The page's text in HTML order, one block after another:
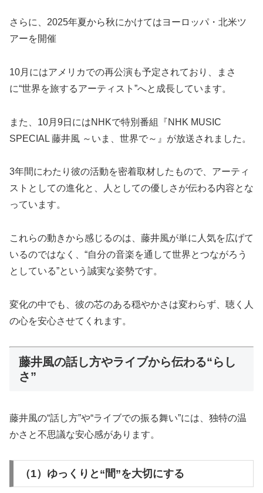
さらに、2025年夏から秋にかけてはヨーロッパ・北米ツ
アーを開催
10月にはアメリカでの再公演も予定されており、まさ
に“世界を旅するアーティスト”へと成長しています。
また、10月9日にはNHKで特別番組『NHK MUSIC
SPECIAL 藤井風 ～いま、世界で～』が放送されました。
3年間にわたり彼の活動を密着取材したもので、アーティ
ストとしての進化と、人としての優しさが伝わる内容とな
っています。
これらの動きから感じるのは、藤井風が単に人気を広げて
いるのではなく、“自分の音楽を通して世界とつながろう
としている”という誠実な姿勢です。
変化の中でも、彼の芯のある穏やかさは変わらず、聴く人
の心を安心させてくれます。
藤井風の話し方やライブから伝わる“らし
さ”
藤井風の“話し方”や“ライブでの振る舞い”には、独特の温
かさと不思議な安心感があります。
（1）ゆっくりと“間”を大切にする